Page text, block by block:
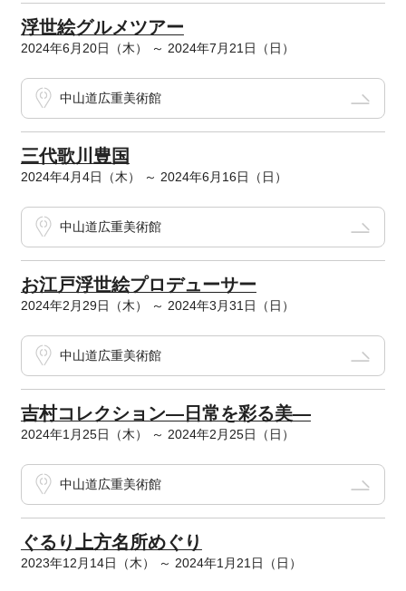
浮世絵グルメツアー
2024年6月20日（木） ～ 2024年7月21日（日）
中山道広重美術館
三代歌川豊国
2024年4月4日（木） ～ 2024年6月16日（日）
中山道広重美術館
お江戸浮世絵プロデューサー
2024年2月29日（木） ～ 2024年3月31日（日）
中山道広重美術館
吉村コレクション―日常を彩る美―
2024年1月25日（木） ～ 2024年2月25日（日）
中山道広重美術館
ぐるり上方名所めぐり
2023年12月14日（木） ～ 2024年1月21日（日）